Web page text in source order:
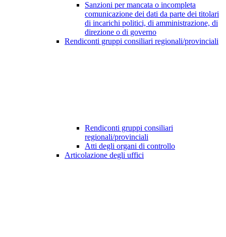
Sanzioni per mancata o incompleta
comunicazione dei dati da parte dei titolari
di incarichi politici, di amministrazione, di
direzione o di governo
Rendiconti gruppi consiliari regionali/provinciali
Rendiconti gruppi consiliari
regionali/provinciali
Atti degli organi di controllo
Articolazione degli uffici